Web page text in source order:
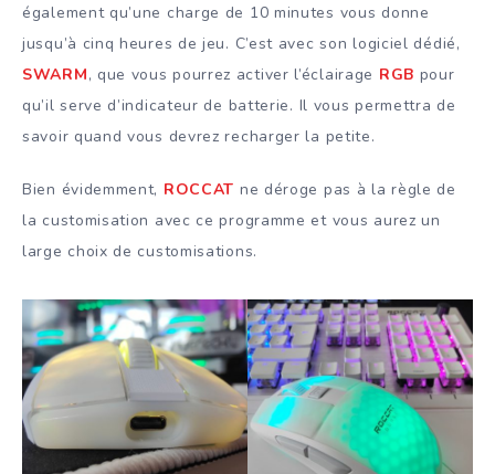
également qu’une charge de 10 minutes vous donne
jusqu’à cinq heures de jeu. C’est avec son logiciel dédié,
SWARM, que vous pourrez activer l’éclairage RGB pour
qu’il serve d’indicateur de batterie. Il vous permettra de
savoir quand vous devrez recharger la petite.
Bien évidemment, ROCCAT ne déroge pas à la règle de
la customisation avec ce programme et vous aurez un
large choix de customisations.